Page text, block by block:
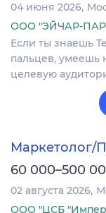
04 июня 2026
ООО "ЭЙЧАР-
Если ты знаешь
пальцев, умеешь
целевую
Маркетолог/
60 000–500
02 августа 2026
ООО "ЦСБ